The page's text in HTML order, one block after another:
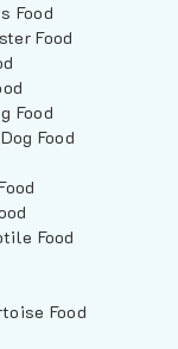
Food
Food
Food
Food
Food
Food